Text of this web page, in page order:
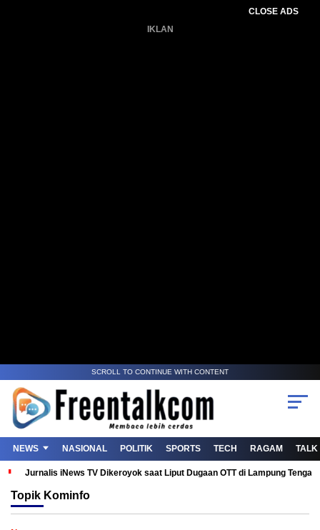
CLOSE ADS
IKLAN
SCROLL TO CONTINUE WITH CONTENT
NEWS NASIONAL POLITIK SPORTS TECH RAGAM TALK
Jurnalis iNews TV Dikeroyok saat Liput Dugaan OTT di Lampung
Topik Kominfo